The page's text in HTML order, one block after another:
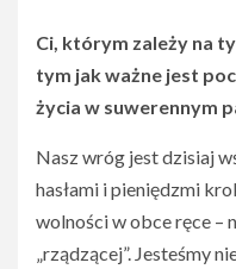
Ci, którym zależy na
tym jak ważne jest
życia w suwerennym
Nasz wróg jest dzisiaj
hasłami i pieniędzmi
wolności w obce ręce –
„rządzącej”. Jesteśmy